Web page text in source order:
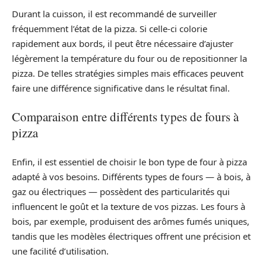
Durant la cuisson, il est recommandé de surveiller
fréquemment l’état de la pizza. Si celle-ci colorie
rapidement aux bords, il peut être nécessaire d’ajuster
légèrement la température du four ou de repositionner la
pizza. De telles stratégies simples mais efficaces peuvent
faire une différence significative dans le résultat final.
Comparaison entre différents types de fours à
pizza
Enfin, il est essentiel de choisir le bon type de four à pizza
adapté à vos besoins. Différents types de fours — à bois, à
gaz ou électriques — possèdent des particularités qui
influencent le goût et la texture de vos pizzas. Les fours à
bois, par exemple, produisent des arômes fumés uniques,
tandis que les modèles électriques offrent une précision et
une facilité d’utilisation.